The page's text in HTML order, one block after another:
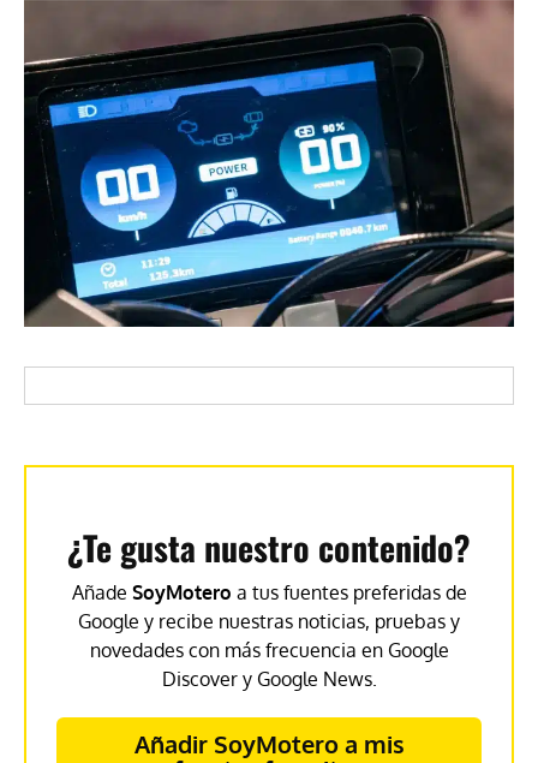
¿Te gusta nuestro contenido?
Añade SoyMotero a tus fuentes preferidas de
Google y recibe nuestras noticias, pruebas y
novedades con más frecuencia en Google
Discover y Google News.
Añadir SoyMotero a mis